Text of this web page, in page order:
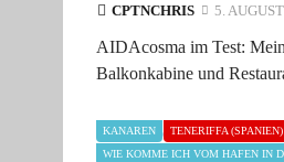
CPTNCHRIS 5.
AIDAcosma im Test:
Balkonkabine und
KANAREN
TENERIFFA (SPANIEN)
WIE KOMME ICH VOM HAFEN IN